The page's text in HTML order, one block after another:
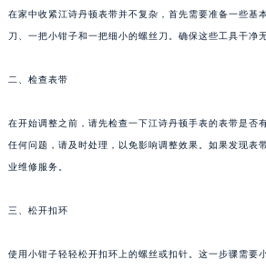
在家中收紧江诗丹顿表带并不复杂，首先需要准备一些基
刀、一把小钳子和一把细小的螺丝刀。确保这些工具干净
二、检查表带
在开始调整之前，请先检查一下江诗丹顿手表的表带是否
任何问题，请及时处理，以免影响调整效果。如果发现表
业维修服务。
三、松开扣环
使用小钳子轻轻松开扣环上的螺丝或扣针。这一步骤需要